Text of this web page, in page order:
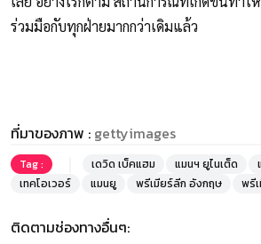
ร่วมมือกับทุกฝ่ายมากกว่าเดิมแล้ว
ที่มาของภาพ : gettyimages
Tag : เดวิด เบ็คแฮม แมนฯ ยูไนเต็ด
เทคโอเวอร์
แมนยู พรีเมียร์ลีก อังกฤษ พรี
ติดตามช่องทางอื่นๆ: